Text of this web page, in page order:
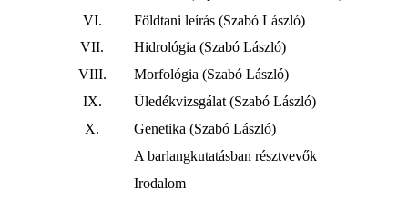
VI.
Földtani leírás (Szabó László)
VII.
Hidrológia (Szabó László)
VIII.
Morfológia (Szabó László)
IX.
Üledékvizsgálat (Szabó László)
X.
Genetika (Szabó László)
A barlangkutatásban résztvevők
Irodalom